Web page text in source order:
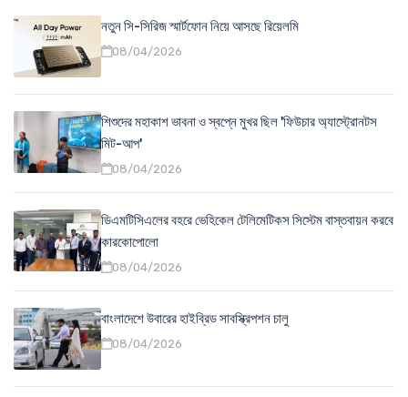
নতুন সি-সিরিজ স্মার্টফোন নিয়ে আসছে রিয়েলমি
08/04/2026
শিশুদের মহাকাশ ভাবনা ও স্বপ্নে মুখর ছিল 'ফিউচার অ্যাস্ট্রোনটস
মিট-আপ'
08/04/2026
ডিএমটিসিএলের বহরে ভেহিকেল টেলিমেটিকস সিস্টেম বাস্তবায়ন করবে
কারকোপোলো
08/04/2026
বাংলাদেশে উবারের হাইব্রিড সাবস্ক্রিপশন চালু
08/04/2026